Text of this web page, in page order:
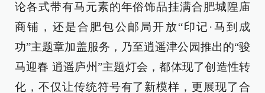
论各式带有马元素的年俗饰品挂满合肥城隍庙
商铺，还是合肥包公邮局开放“印记·马到成
功”主题章加盖服务，乃至逍遥津公园推出的“骏
马迎春 逍遥庐州”主题灯会，都体现了创造性转
化，不仅让传统符号有了新模样，更展现了合